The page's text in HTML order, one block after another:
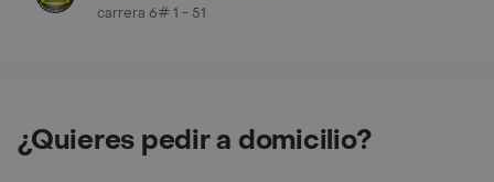
carrera 6# 1 - 51
¿Quieres pedir a domicilio?